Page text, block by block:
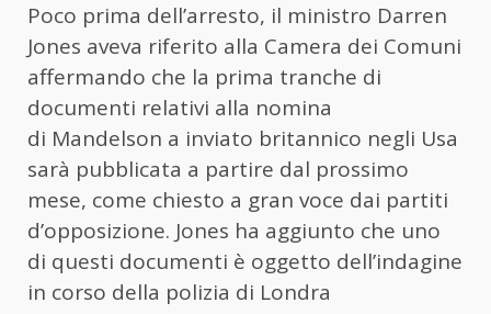
Poco prima dell’arresto, il ministro Darren
Jones aveva riferito alla Camera dei Comuni
affermando che la prima tranche di
documenti relativi alla nomina
di Mandelson a inviato britannico negli Usa
sarà pubblicata a partire dal prossimo
mese, come chiesto a gran voce dai partiti
d’opposizione. Jones ha aggiunto che uno
di questi documenti è oggetto dell’indagine
in corso della polizia di Londra